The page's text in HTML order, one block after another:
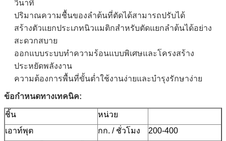
วินาที
ปริมาณความชื้นของลำต้นที่ตัดได้สามารถปรับได้
สร้างตัวแยกประเภทนิวแมติกสำหรับตัดแยกลำต้นได้อย่าง
สะดวกสบาย
ออกแบบระบบทำความร้อนแบบพิเศษและโครงสร้าง
ประหยัดพลังงาน
ความต้องการพื้นที่ขั้นต่ำใช้งานง่ายและบำรุงรักษาง่าย
ข้อกำหนดทางเทคนิค:
ชิ้น
หน่วย
เอาท์พุต
กก. / ชั่วโมง
200-400